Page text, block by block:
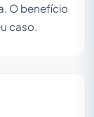
O benefício
caso.